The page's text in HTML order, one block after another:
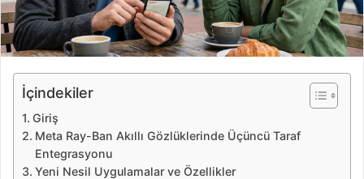
g
ö
n
e
k
İçindekiler
Giriş
Meta Ray-Ban Akıllı Gözlüklerinde Üçüncü Taraf
Entegrasyonu
Yeni Nesil Uygulamalar ve Özellikler